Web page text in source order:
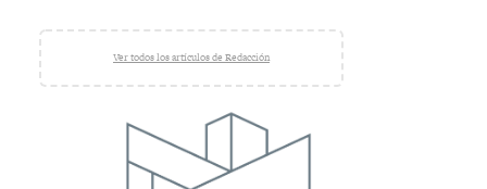
Ver todos los artículos de Redacción